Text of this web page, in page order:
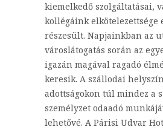
kiemelkedő szolgáltatásai,
kollégáink elkötelezettsége
részesült. Napjainkban az
városlátogatás során az
igazán magával ragadó
keresik. A szállodai
adottságokon túl mindez a
személyzet odaadó
lehetővé. A Párisi Udvar